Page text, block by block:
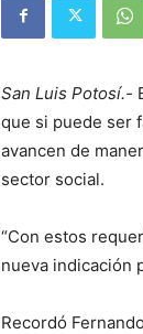
San Luis Potosí.-
que si puede ser
avancen de
sector social.
“Con estos
nueva indicación
Recordó